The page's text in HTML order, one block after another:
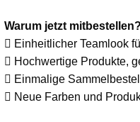
Warum jetzt mitbestellen?
 Einheitlicher Teamlook
 Hochwertige Produkte,
 Einmalige
 Neue Farben und